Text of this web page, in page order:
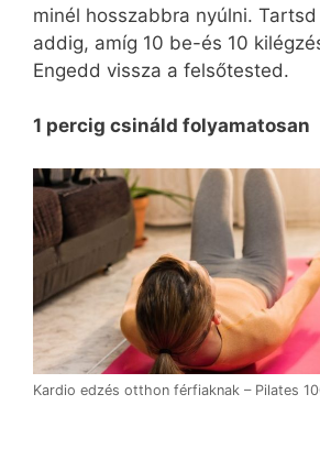
minél hosszabbra nyúlni.
addig, amíg 10 be-és 10
Engedd vissza a felsőtested.
1 percig csináld folyamatosan
Kardio edzés otthon férfiaknak – Pilates